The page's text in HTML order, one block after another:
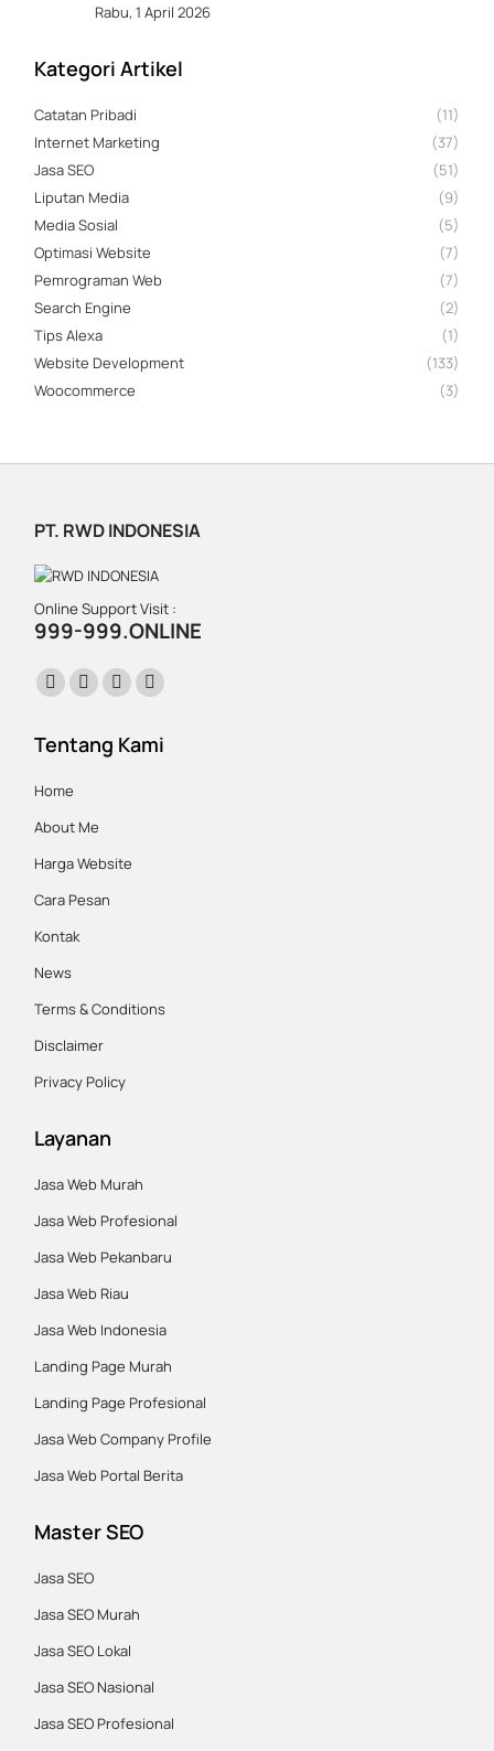
Rabu, 1 April 2026
Kategori Artikel
Catatan Pribadi
(11)
Internet Marketing
(37)
Jasa SEO
(51)
Liputan Media
(9)
Media Sosial
(5)
Optimasi Website
(7)
Pemrograman Web
(7)
Search Engine
(2)
Tips Alexa
(1)
Website Development
(133)
Woocommerce
(3)
PT. RWD INDONESIA
Online Support Visit :
999-999.ONLINE
Find us on:
Facebook
opens
window
X
opens
window
Instagram
opens
Website
opens
Tentang Kami
Home
About Me
Harga Website
Cara Pesan
Kontak
News
Terms & Conditions
Disclaimer
Privacy Policy
Layanan
Jasa Web Murah
Jasa Web Profesional
Jasa Web Pekanbaru
Jasa Web Riau
Jasa Web Indonesia
Landing Page Murah
Landing Page Profesional
Jasa Web Company Profile
Jasa Web Portal Berita
Master SEO
Jasa SEO
Jasa SEO Murah
Jasa SEO Lokal
Jasa SEO Nasional
Jasa SEO Profesional